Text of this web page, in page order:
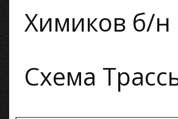
Химиков б/н
Схема